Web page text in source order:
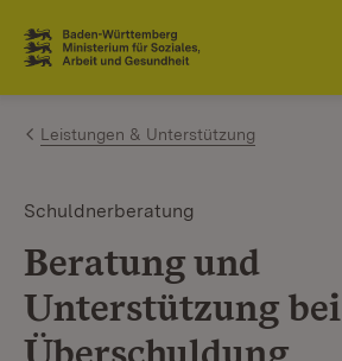
Zum Inhalt springen
Link zur Startseite
Leistungen & Unterstützung
Schuldnerberatung
Beratung und
Unterstützung bei